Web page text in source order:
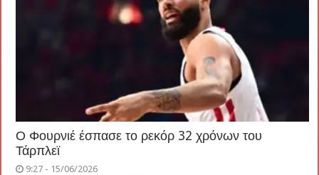
Ο Φουρνιέ έσπασε το ρεκόρ 32 χρόνων του
Τάρπλεϊ
9:27 - 15/06/2026